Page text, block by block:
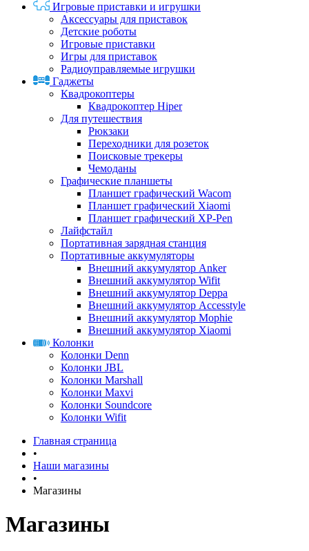
Игровые приставки и игрушки
Аксессуары для приставок
Детские роботы
Игровые приставки
Игры для приставок
Радиоуправляемые игрушки
Гаджеты
Квадрокоптеры
Квадрокоптер Hiper
Для путешествия
Рюкзаки
Переходники для розеток
Поисковые трекеры
Чемоданы
Графические планшеты
Планшет графический Wacom
Планшет графический Xiaomi
Планшет графический XP-Pen
Лайфстайл
Портативная зарядная станция
Портативные аккумуляторы
Внешний аккумулятор Anker
Внешний аккумулятор Wifit
Внешний аккумулятор Deppa
Внешний аккумулятор Accesstyle
Внешний аккумулятор Mophie
Внешний аккумулятор Xiaomi
Колонки
Колонки Denn
Колонки JBL
Колонки Marshall
Колонки Maxvi
Колонки Soundcore
Колонки Wifit
Главная страница
•
Наши магазины
•
Магазины
Магазины